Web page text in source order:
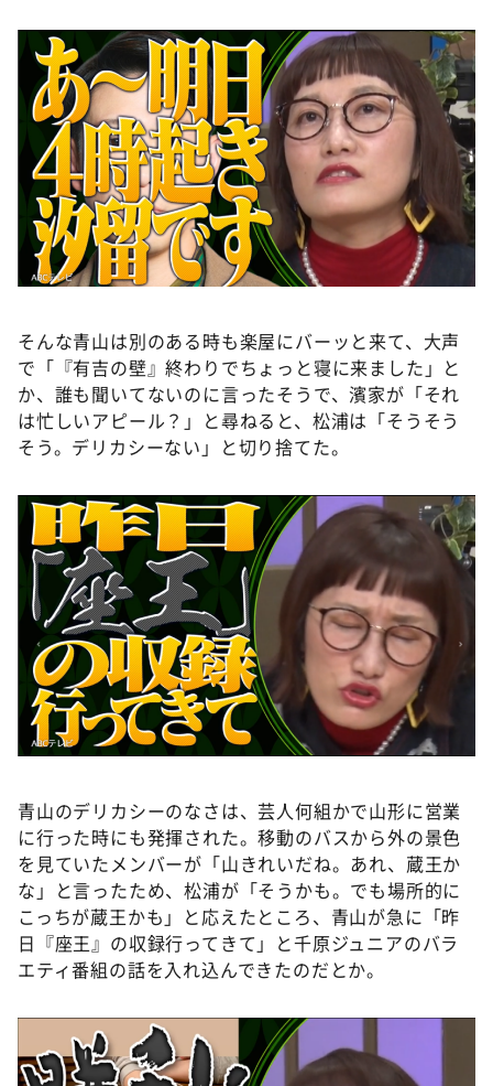
そんな青山は別のある時も楽屋にバーッと来て、大声
で「『有吉の壁』終わりでちょっと寝に来ました」と
か、誰も聞いてないのに言ったそうで、濱家が「それ
は忙しいアピール？」と尋ねると、松浦は「そうそう
そう。デリカシーない」と切り捨てた。
青山のデリカシーのなさは、芸人何組かで山形に営業
に行った時にも発揮された。移動のバスから外の景色
を見ていたメンバーが「山きれいだね。あれ、蔵王か
な」と言ったため、松浦が「そうかも。でも場所的に
こっちが蔵王かも」と応えたところ、青山が急に「昨
日『座王』の収録行ってきて」と千原ジュニアのバラ
エティ番組の話を入れ込んできたのだとか。